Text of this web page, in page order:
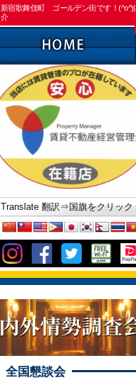
新宿歌舞伎町 ゴールデン街です！
介
Translate 翻訳⇒国旗をクリック
全国懇談会